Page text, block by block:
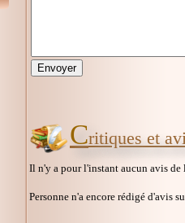
Critiques et
Il n'y a pour l'instant aucun avis
Personne n'a encore rédigé d'avis